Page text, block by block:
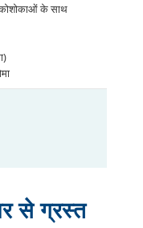
कोशोकाओं के साथ
से ग्रस्त